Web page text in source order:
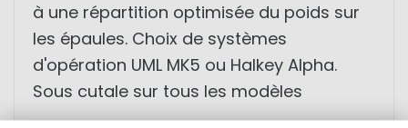
à une répartition optimisée du poids sur
les épaules. Choix de systèmes
d'opération UML MK5 ou Halkey Alpha.
Sous cutale sur tous les modèles